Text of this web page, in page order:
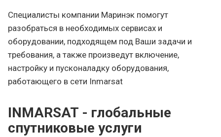
Специалисты компании Маринэк помогут
разобраться в необходимых сервисах и
оборудовании, подходящем под Ваши задачи и
требования, а также произведут включение,
настройку и пусконаладку оборудования,
работающего в сети Inmarsat
INMARSAT - глобальные
спутниковые услуги